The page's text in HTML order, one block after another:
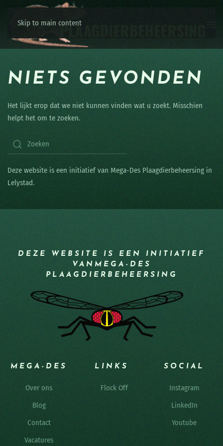
Skip to main content
NIETS GEVONDEN
Het lijkt erop dat we niet kunnen vinden wat u zoekt. Misschien
helpt het om te zoeken.
Deze website is een initiatief van Mega-Des Plaagdierbeheersing in
Lelystad.
DEZE WEBSITE IS EEN INITIATIEF
VAN MEGA-DES
PLAAGDIERBEHEERSING
MEGA-DES
Over ons
Blog
Contact
Vacatures
LINKS
Flock Off
SOCIAL
Instagram
LinkedIn
Youtube